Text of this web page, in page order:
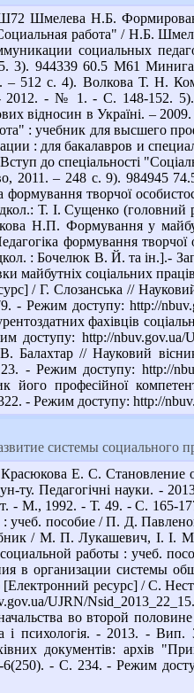
Шмелева Н.Б.
работа" / Н.Б.
социальных
3). 944339 60.5 М61
с. 4). Волкова Т. Н.
- 2012. - № 1. - С. 148-152.
відносин в Україні. –
: учебник для высшего
: для бакалавров и
до спеціальності
2011. – 248 с. 9). 984945
творчої
Т. І. Сущенко
Н.П. Формування у
формування творчої
: Бочелюк В. Й. та ін.].-
майбутніх соціальних
/ Г. Слозанська //
- Режим доступу: http://
фахівців
http://nbuv.gov.ua/
Балахтар // Науковий
- Режим доступу: http://
його професійної
- Режим доступу: http://
системы социального
Е. С. Становление
ун-ту. Педагогічні науки. -
- М., 1992. - Т. 49. - С. 165-
: учеб. пособие / П. Д.
/ М. П. Лукашевич, І. І.
работы : учеб.
в организации системы
ресурс] / С.
UJRN/
во второй
і психологія. - 2013. -
документів: архів
- С. 234. - Режим